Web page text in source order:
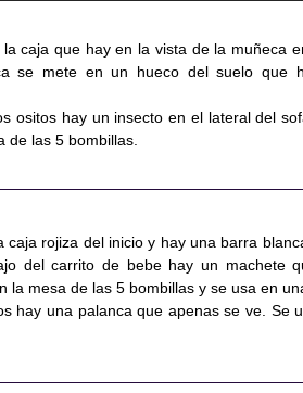
caja que hay en la vista de la muñeca
se mete en un hueco del suelo que
ositos hay un insecto en el lateral del
de las 5 bombillas.
caja rojiza del inicio y hay una barra
del carrito de bebe hay un machete
la mesa de las 5 bombillas y se usa en
hay una palanca que apenas se ve. Se